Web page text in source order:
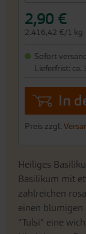
2,90 €
2.416,42 €/1 kg
Sofort
Lieferfrist: ca.
In
Preis zzgl.
der
Bildergalerie
springen
Heiliges
Basilikum mit
zahlreichen
einen blumigen
"Tulsi" eine